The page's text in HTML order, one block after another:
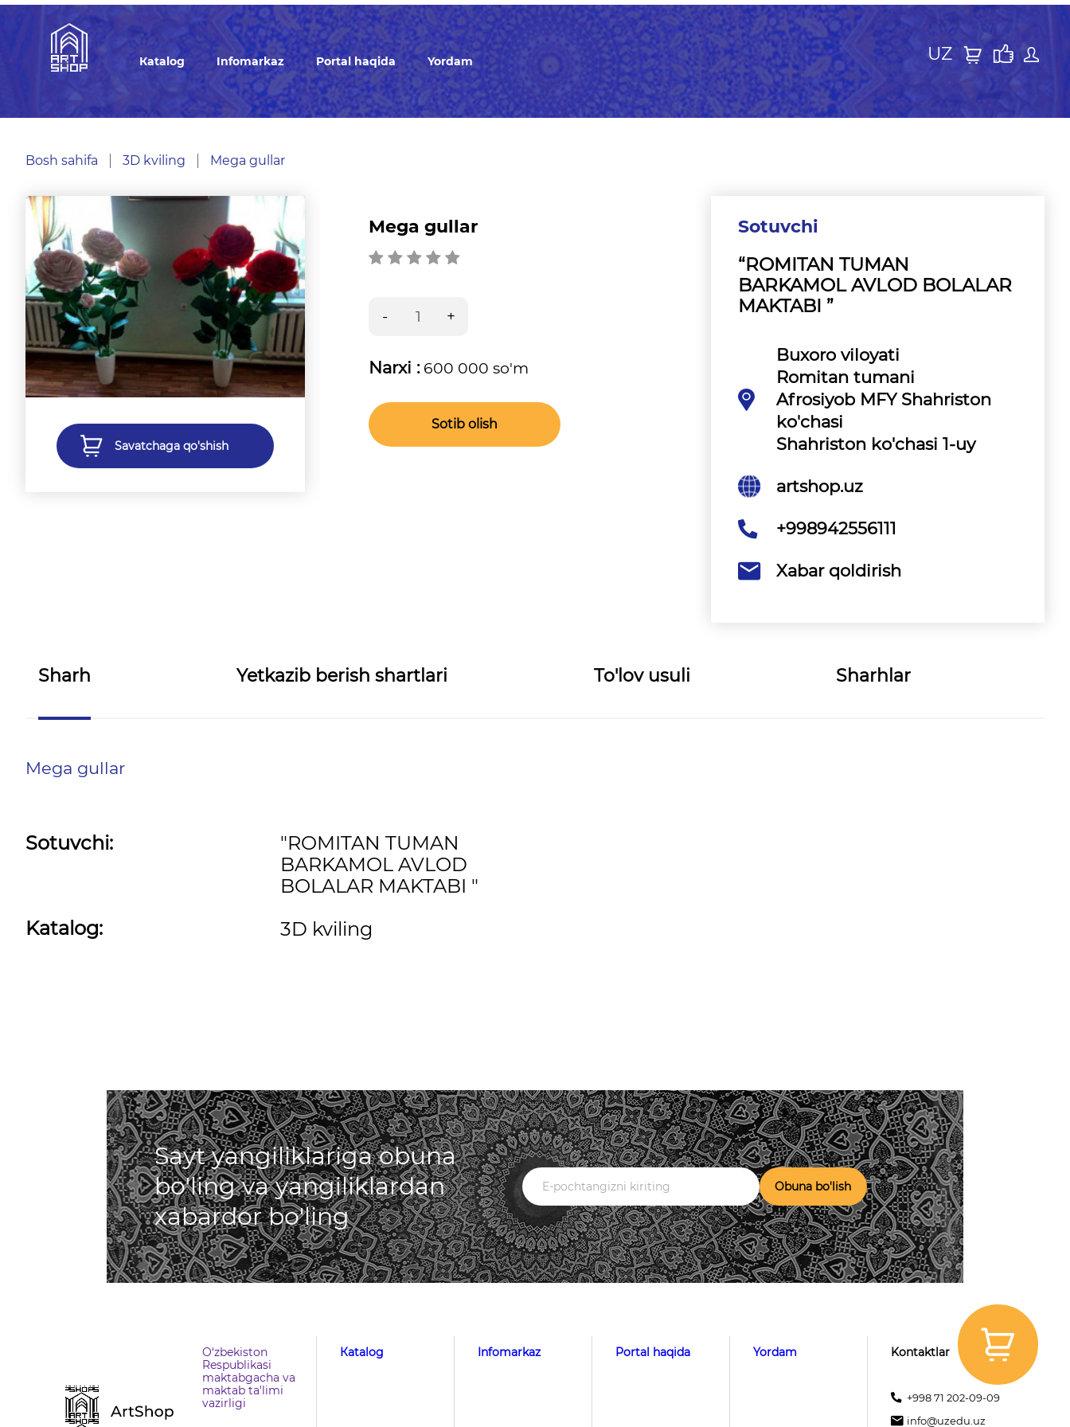
Кatalog Infomarkaz Portal haqida Yordam UZ
Bosh sahifa 3D kviling Mega gullar
Savatchaga qo'shish
Mega gullar
Narxi :600 000 so'm
Sotib olish
Sotuvchi
“ROMITAN TUMAN
BARKAMOL AVLOD BOLALAR
MAKTABI ”
Buxoro viloyati
Romitan tumani
Afrosiyob MFY Shahriston
ko'chasi
Shahriston ko'chasi 1-uy
artshop.uz
+998942556111
Xabar qoldirish
Sharh Yetkazib berish shartlari To'lov usuli Sharhlar
Mega gullar
Sotuvchi:
Katalog:
"ROMITAN TUMAN
BARKAMOL AVLOD
BOLALAR MAKTABI "
3D kviling
Sayt yangiliklariga obuna
bo'ling va yangiliklardan
xabardor bo'ling
Obuna bo'lish
O‘zbekiston
Respublikasi
maktabgacha va
maktab ta'limi
vazirligi
Кatalog Infomarkaz Portal haqida Yordam Kontaktlar
+998 71 202-09-09
info@uzedu.uz